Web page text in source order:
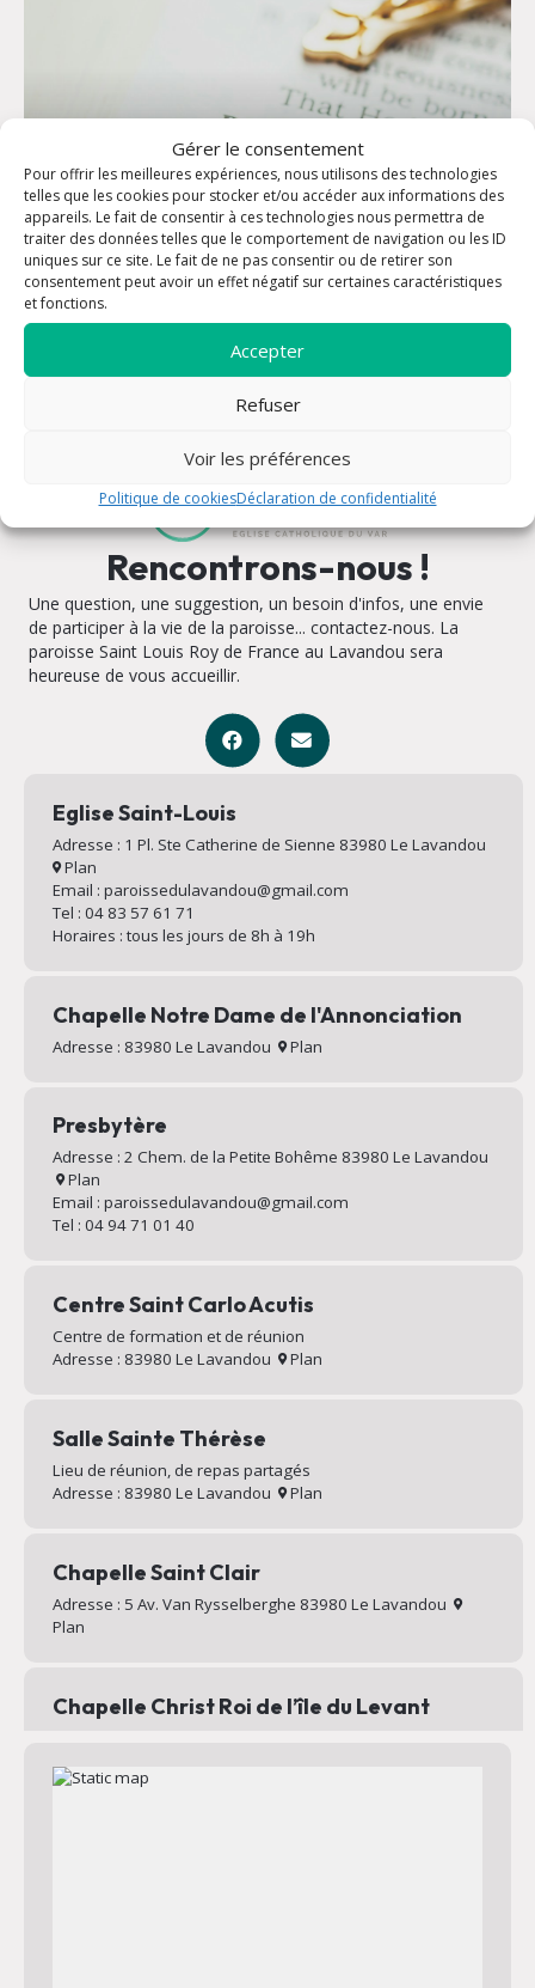
Gérer le consentement
Pour offrir les meilleures expériences, nous utilisons des technologies
telles que les cookies pour stocker et/ou accéder aux informations des
appareils. Le fait de consentir à ces technologies nous permettra de
traiter des données telles que le comportement de navigation ou les ID
uniques sur ce site. Le fait de ne pas consentir ou de retirer son
consentement peut avoir un effet négatif sur certaines caractéristiques
et fonctions.
Accepter
Refuser
Voir les préférences
Politique de cookiesDéclaration de confidentialité
Office des Laudes
Rencontrons-nous !
Une question, une suggestion, un besoin d'infos, une envie
de participer à la vie de la paroisse... contactez-nous. La
paroisse Saint Louis Roy de France au Lavandou sera
heureuse de vous accueillir.
Eglise Saint-Louis
Adresse : 1 Pl. Ste Catherine de Sienne 83980 Le Lavandou
Plan
Email : paroissedulavandou@gmail.com
Tel : 04 83 57 61 71
Horaires : tous les jours de 8h à 19h
Chapelle Notre Dame de l'Annonciation
Adresse : 83980 Le Lavandou Plan
Presbytère
Adresse : 2 Chem. de la Petite Bohême 83980 Le Lavandou
Plan
Email : paroissedulavandou@gmail.com
Tel : 04 94 71 01 40
Centre Saint Carlo Acutis
Centre de formation et de réunion
Adresse : 83980 Le Lavandou
Plan
Salle Sainte Thérèse
Lieu de réunion, de repas partagés
Adresse : 83980 Le Lavandou
Plan
Chapelle Saint Clair
Adresse : 5 Av. Van Rysselberghe 83980 Le Lavandou
Plan
Chapelle Christ Roi de l’île du Levant